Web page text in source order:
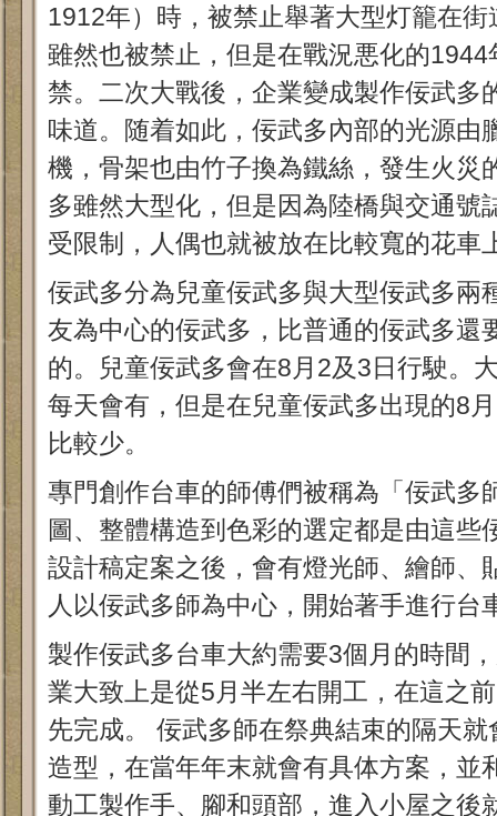
1912年）時，被禁止舉著大型灯籠在
雖然也被禁止，但是在戰況悪化的
禁。二次大戰後，企業變成製作佞武多
味道。随着如此，佞武多內部的光源由
機，骨架也由竹子換為鐵絲，發生火災
多雖然大型化，但是因為陸橋與交通號
受限制，人偶也就被放在比較寬的花車
佞武多分為兒童佞武多與大型佞武多兩
友為中心的佞武多，比普通的佞武多還
的。兒童佞武多會在8月2及3日行駛。
每天會有，但是在兒童佞武多出現的8
比較少。
專門創作台車的師傅們被稱為「佞武多
圖、整體構造到色彩的選定都是由這些
設計稿定案之後，會有燈光師、繪師、
人以佞武多師為中心，開始著手進行台
製作佞武多台車大約需要3個月的時間
業大致上是從5月半左右開工，在這之
先完成。 佞武多師在祭典結束的隔天
造型，在當年年末就會有具体方案，並
動工製作手、腳和頭部，進入小屋之後